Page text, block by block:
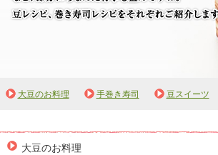
む など、節分にちなんだ行事も盛んですね。 豆レシピ
大豆のお料理 手巻き寿司 豆スイーツ
大豆のお料理